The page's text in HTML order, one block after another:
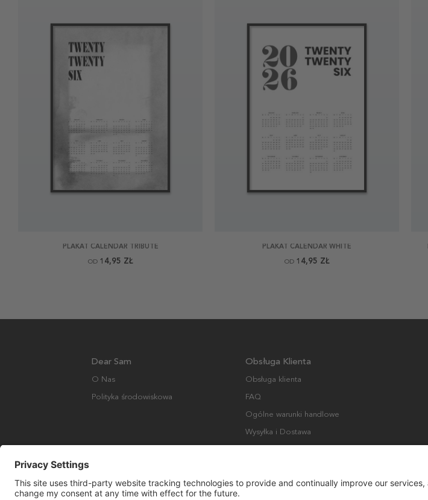
PLAKAT CALENDAR TRIBUTE
OD 14,95 ZŁ
PLAKAT CALENDAR WHITE
OD 14,95 ZŁ
Dear Sam
O Nas
Polityka środowiskowa
Obsługa Klienta
Obsługa klienta
FAQ
Ogólne warunki handlowe
Wysyłka i Dostawa